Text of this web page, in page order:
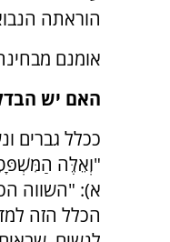
הוראתה
אומנם
האם יש
ככלל גברים
"וְאֵלֶּה
א): "השווה
הכלל הזה